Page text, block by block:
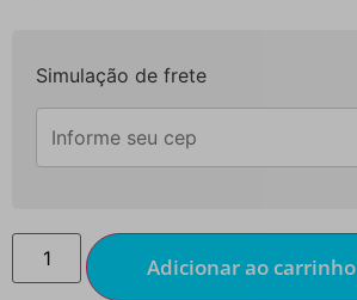
Simulação de frete
Adicionar ao carrinho